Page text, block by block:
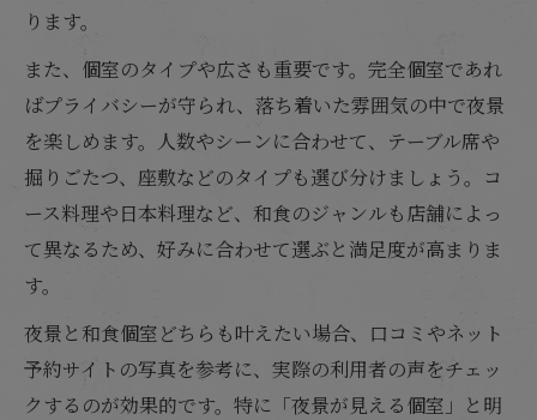
和食個室なら少人数会食も夜景で華やかに
ります。
また、個室のタイプや広さも重要です。完全個室であれ
ばプライバシーが守られ、落ち着いた雰囲気の中で夜景
を楽しめます。人数やシーンに合わせて、テーブル席や
掘りごたつ、座敷などのタイプも選び分けましょう。コ
ース料理や日本料理など、和食のジャンルも店舗によっ
て異なるため、好みに合わせて選ぶと満足度が高まりま
す。
夜景と和食個室どちらも叶えたい場合、口コミやネット
予約サイトの写真を参考に、実際の利用者の声をチェッ
クするのが効果的です。特に「夜景が見える個室」と明